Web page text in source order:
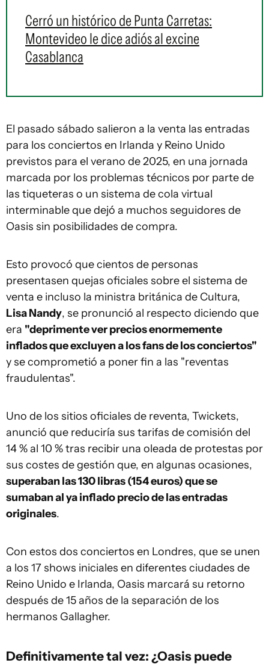
Cerró un histórico de Punta Carretas:
Montevideo le dice adiós al excine
Casablanca
El pasado sábado salieron a la venta las entradas
para los conciertos en Irlanda y Reino Unido
previstos para el verano de 2025, en una jornada
marcada por los problemas técnicos por parte de
las tiqueteras o un sistema de cola virtual
interminable que dejó a muchos seguidores de
Oasis sin posibilidades de compra.
Esto provocó que cientos de personas
presentasen quejas oficiales sobre el sistema de
venta e incluso la ministra británica de Cultura,
Lisa Nandy, se pronunció al respecto diciendo que
era "deprimente ver precios enormemente
inflados que excluyen a los fans de los conciertos"
y se comprometió a poner fin a las "reventas
fraudulentas".
Uno de los sitios oficiales de reventa, Twickets,
anunció que reduciría sus tarifas de comisión del
14 % al 10 % tras recibir una oleada de protestas por
sus costes de gestión que, en algunas ocasiones,
superaban las 130 libras (154 euros) que se
sumaban al ya inflado precio de las entradas
originales.
Con estos dos conciertos en Londres, que se unen
a los 17 shows iniciales en diferentes ciudades de
Reino Unido e Irlanda, Oasis marcará su retorno
después de 15 años de la separación de los
hermanos Gallagher.
Definitivamente tal vez: ¿Oasis puede